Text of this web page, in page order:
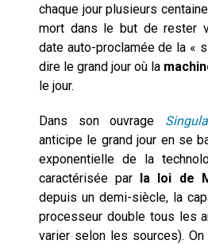
chaque jour plusieurs
mort dans le but de rester
date auto-proclamée de la «
dire le grand jour où la
le jour.
Dans son ouvrage
anticipe le grand jour en se
exponentielle de la
caractérisée par la loi de
depuis un demi-siècle, la
processeur double tous les
varier selon les sources).